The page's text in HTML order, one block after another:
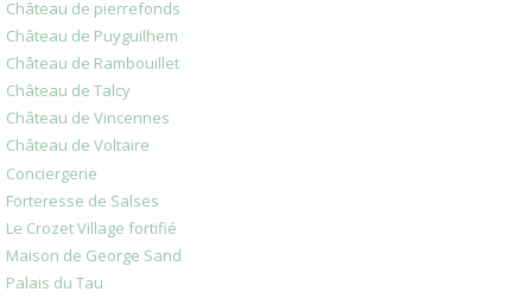
Château de pierrefonds
Château de Puyguilhem
Château de Rambouillet
Château de Talcy
Château de Vincennes
Château de Voltaire
Conciergerie
Forteresse de Salses
Le Crozet Village fortifié
Maison de George Sand
Palais du Tau